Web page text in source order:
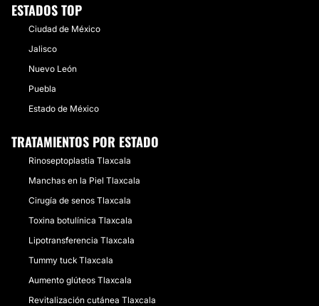
ESTADOS TOP
Ciudad de México
Jalisco
Nuevo León
Puebla
Estado de México
TRATAMIENTOS POR ESTADO
Rinoseptoplastia Tlaxcala
Manchas en la Piel Tlaxcala
Cirugía de senos Tlaxcala
Toxina botulínica Tlaxcala
Lipotransferencia Tlaxcala
Tummy tuck Tlaxcala
Aumento glúteos Tlaxcala
Revitalización cutánea Tlaxcala